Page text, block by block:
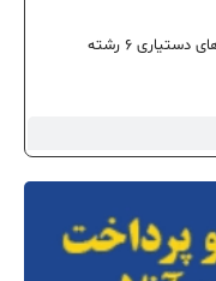
هشدار درباره آینده پزشکی ایران؛ صندلی‌های دستیاری ۶ رشته